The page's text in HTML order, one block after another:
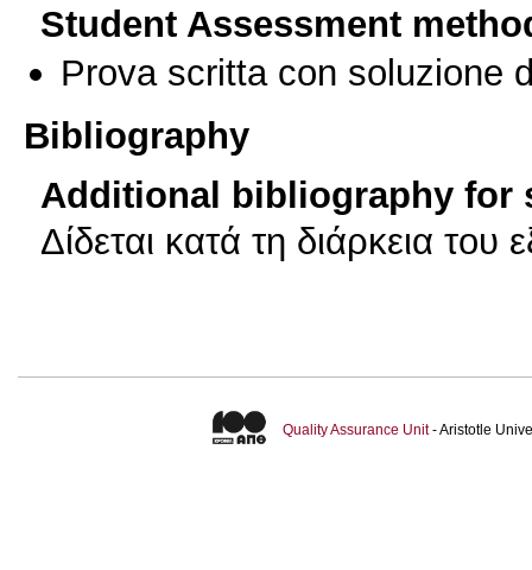
Student Assessment
Prova scritta con soluzione
Bibliography
Additional bibliography for
Δίδεται κατά τη διάρκεια του
Quality Assurance Unit- Aristotle